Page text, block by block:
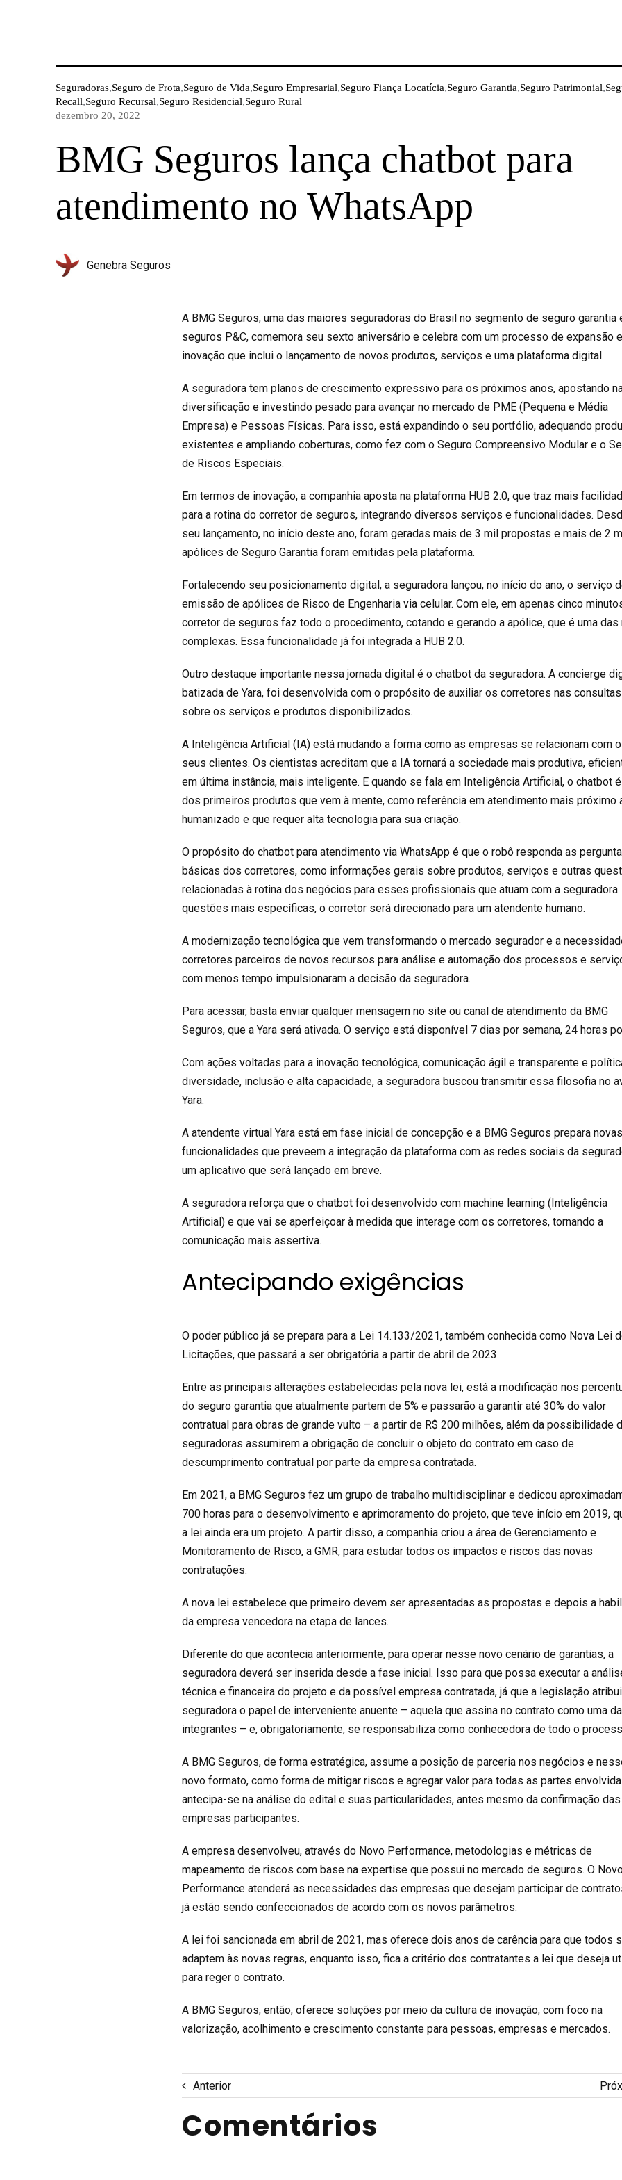
Seguradoras,Seguro de Frota,Seguro de Vida,Seguro Empresarial,Seguro Fiança Locatícia,Seguro Garantia,Seguro Patrimonial,
Recall,Seguro Recursal,Seguro Residencial,Seguro Rural
dezembro 20, 2022
BMG Seguros lança chatbot para
atendimento no WhatsApp
Genebra Seguros
A BMG Seguros, uma das maiores seguradoras do Brasil no segmento de seguro garantia
seguros P&C, comemora seu sexto aniversário e celebra com um processo de expansão e
inovação que inclui o lançamento de novos produtos, serviços e uma plataforma digital.
A seguradora tem planos de crescimento expressivo para os próximos anos, apostando
diversificação e investindo pesado para avançar no mercado de PME (Pequena e Média
Empresa) e Pessoas Físicas. Para isso, está expandindo o seu portfólio, adequando
existentes e ampliando coberturas, como fez com o Seguro Compreensivo Modular e o
de Riscos Especiais.
Em termos de inovação, a companhia aposta na plataforma HUB 2.0, que traz mais
para a rotina do corretor de seguros, integrando diversos serviços e funcionalidades.
seu lançamento, no início deste ano, foram geradas mais de 3 mil propostas e mais de 2
apólices de Seguro Garantia foram emitidas pela plataforma.
Fortalecendo seu posicionamento digital, a seguradora lançou, no início do ano, o serviço
emissão de apólices de Risco de Engenharia via celular. Com ele, em apenas cinco
corretor de seguros faz todo o procedimento, cotando e gerando a apólice, que é uma das
complexas. Essa funcionalidade já foi integrada a HUB 2.0.
Outro destaque importante nessa jornada digital é o chatbot da seguradora. A concierge
batizada de Yara, foi desenvolvida com o propósito de auxiliar os corretores nas consultas
sobre os serviços e produtos disponibilizados.
A Inteligência Artificial (IA) está mudando a forma como as empresas se relacionam com
seus clientes. Os cientistas acreditam que a IA tornará a sociedade mais produtiva,
em última instância, mais inteligente. E quando se fala em Inteligência Artificial, o chatbot
dos primeiros produtos que vem à mente, como referência em atendimento mais próximo
humanizado e que requer alta tecnologia para sua criação.
O propósito do chatbot para atendimento via WhatsApp é que o robô responda as
básicas dos corretores, como informações gerais sobre produtos, serviços e outras
relacionadas à rotina dos negócios para esses profissionais que atuam com a seguradora.
questões mais específicas, o corretor será direcionado para um atendente humano.
A modernização tecnológica que vem transformando o mercado segurador e a
corretores parceiros de novos recursos para análise e automação dos processos e
com menos tempo impulsionaram a decisão da seguradora.
Para acessar, basta enviar qualquer mensagem no site ou canal de atendimento da BMG
Seguros, que a Yara será ativada. O serviço está disponível 7 dias por semana, 24 horas
Com ações voltadas para a inovação tecnológica, comunicação ágil e transparente e
diversidade, inclusão e alta capacidade, a seguradora buscou transmitir essa filosofia no
Yara.
A atendente virtual Yara está em fase inicial de concepção e a BMG Seguros prepara novas
funcionalidades que preveem a integração da plataforma com as redes sociais da
um aplicativo que será lançado em breve.
A seguradora reforça que o chatbot foi desenvolvido com machine learning (Inteligência
Artificial) e que vai se aperfeiçoar à medida que interage com os corretores, tornando a
comunicação mais assertiva.
Antecipando exigências
O poder público já se prepara para a Lei 14.133/2021, também conhecida como Nova Lei
Licitações, que passará a ser obrigatória a partir de abril de 2023.
Entre as principais alterações estabelecidas pela nova lei, está a modificação nos
do seguro garantia que atualmente partem de 5% e passarão a garantir até 30% do valor
contratual para obras de grande vulto – a partir de R$ 200 milhões, além da possibilidade
seguradoras assumirem a obrigação de concluir o objeto do contrato em caso de
descumprimento contratual por parte da empresa contratada.
Em 2021, a BMG Seguros fez um grupo de trabalho multidisciplinar e dedicou
700 horas para o desenvolvimento e aprimoramento do projeto, que teve início em 2019,
a lei ainda era um projeto. A partir disso, a companhia criou a área de Gerenciamento e
Monitoramento de Risco, a GMR, para estudar todos os impactos e riscos das novas
contratações.
A nova lei estabelece que primeiro devem ser apresentadas as propostas e depois a
da empresa vencedora na etapa de lances.
Diferente do que acontecia anteriormente, para operar nesse novo cenário de garantias, a
seguradora deverá ser inserida desde a fase inicial. Isso para que possa executar a
técnica e financeira do projeto e da possível empresa contratada, já que a legislação
seguradora o papel de interveniente anuente – aquela que assina no contrato como uma
integrantes – e, obrigatoriamente, se responsabiliza como conhecedora de todo o
A BMG Seguros, de forma estratégica, assume a posição de parceria nos negócios e
novo formato, como forma de mitigar riscos e agregar valor para todas as partes
antecipa-se na análise do edital e suas particularidades, antes mesmo da confirmação das
empresas participantes.
A empresa desenvolveu, através do Novo Performance, metodologias e métricas de
mapeamento de riscos com base na expertise que possui no mercado de seguros. O
Performance atenderá as necessidades das empresas que desejam participar de
já estão sendo confeccionados de acordo com os novos parâmetros.
A lei foi sancionada em abril de 2021, mas oferece dois anos de carência para que todos
adaptem às novas regras, enquanto isso, fica a critério dos contratantes a lei que deseja
para reger o contrato.
A BMG Seguros, então, oferece soluções por meio da cultura de inovação, com foco na
valorização, acolhimento e crescimento constante para pessoas, empresas e mercados.
Anterior
Comentários